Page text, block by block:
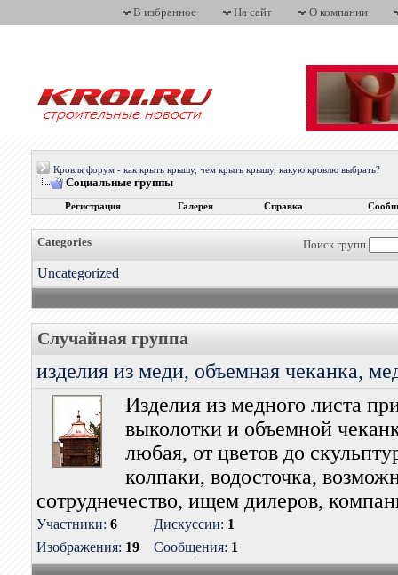
В избранное На сайт О компании
Кровля форум - как крыть крышу, чем крыть крышу, какую кровлю выбрать?
Социальные группы
Регистрация Галерея Справка
Поиск групп
Categories
Uncategorized
Случайная группа
изделия из меди, объемная чеканка,
Изделия из медного листа
выколотки и объемной
любая, от цветов до
колпаки, водосточка,
сотруднечество, ищем дилеров,
Участники: 6
Изображения: 19
Дискуссии: 1
Сообщения: 1